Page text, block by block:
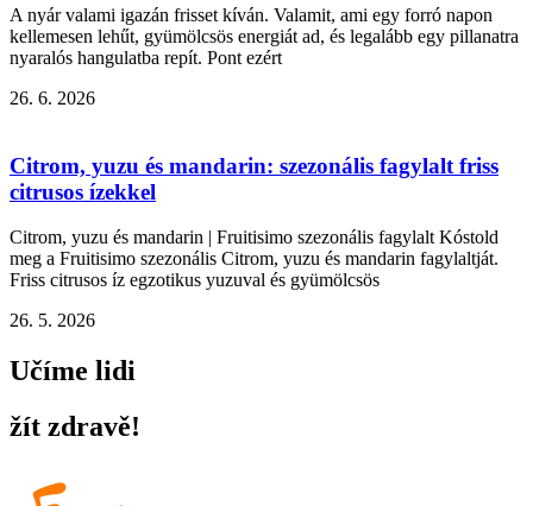
A nyár valami igazán frisset kíván. Valamit, ami egy forró napon
kellemesen lehűt, gyümölcsös energiát ad, és legalább egy pillanatra
nyaralós hangulatba repít. Pont ezért
26. 6. 2026
Citrom, yuzu és mandarin: szezonális fagylalt friss
citrusos ízekkel
Citrom, yuzu és mandarin | Fruitisimo szezonális fagylalt Kóstold
meg a Fruitisimo szezonális Citrom, yuzu és mandarin fagylaltját.
Friss citrusos íz egzotikus yuzuval és gyümölcsös
26. 5. 2026
Učíme lidi
žít zdravě!